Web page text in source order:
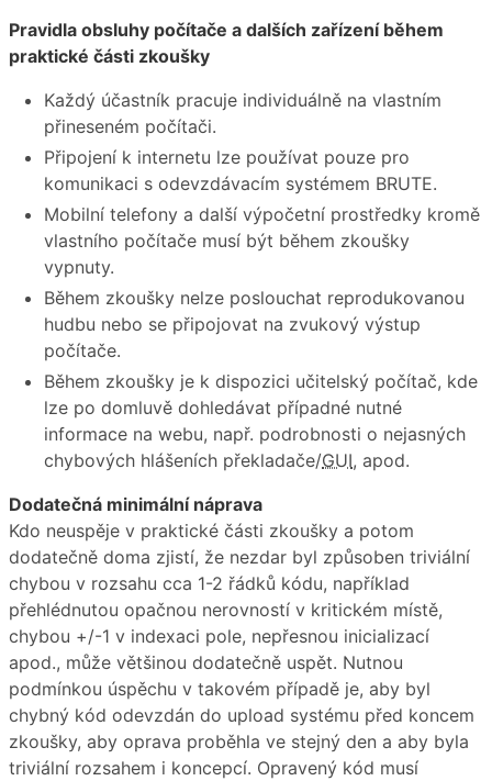
Pravidla obsluhy počítače a dalších zařízení během
praktické části zkoušky
Každý účastník pracuje individuálně na vlastním
přineseném počítači.
Připojení k internetu lze používat pouze pro
komunikaci s odevzdávacím systémem BRUTE.
Mobilní telefony a další výpočetní prostředky kromě
vlastního počítače musí být během zkoušky
vypnuty.
Během zkoušky nelze poslouchat reprodukovanou
hudbu nebo se připojovat na zvukový výstup
počítače.
Během zkoušky je k dispozici učitelský počítač, kde
lze po domluvě dohledávat případné nutné
informace na webu, např. podrobnosti o nejasných
chybových hlášeních překladače/GUI, apod.
Dodatečná minimální náprava
Kdo neuspěje v praktické části zkoušky a potom
dodatečně doma zjistí, že nezdar byl způsoben triviální
chybou v rozsahu cca 1-2 řádků kódu, například
přehlédnutou opačnou nerovností v kritickém místě,
chybou +/-1 v indexaci pole, nepřesnou inicializací
apod., může většinou dodatečně uspět. Nutnou
podmínkou úspěchu v takovém případě je, aby byl
chybný kód odevzdán do upload systému před koncem
zkoušky, aby oprava proběhla ve stejný den a aby byla
triviální rozsahem i koncepcí. Opravený kód musí